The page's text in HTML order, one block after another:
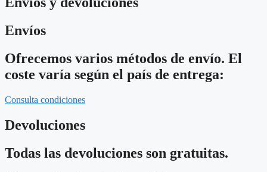
Envíos
Ofrecemos varios métodos de envío. El
coste varía según el país de entrega:
Consulta condiciones
Devoluciones
Todas las devoluciones son gratuitas.